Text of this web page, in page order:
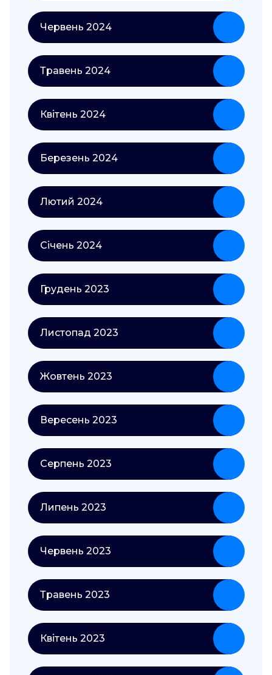
Червень 2024
Травень 2024
Квітень 2024
Березень 2024
Лютий 2024
Січень 2024
Грудень 2023
Листопад 2023
Жовтень 2023
Вересень 2023
Серпень 2023
Липень 2023
Червень 2023
Травень 2023
Квітень 2023